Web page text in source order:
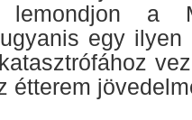
a
egy
étterem